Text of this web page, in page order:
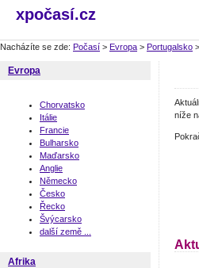
xpočasí.cz
Nacházíte se zde: Počasí > Evropa > Portugalsko
Evropa
Chorvatsko
Itálie
Francie
Bulharsko
Maďarsko
Anglie
Německo
Česko
Řecko
Švýcarsko
další země ...
Afrika
níže